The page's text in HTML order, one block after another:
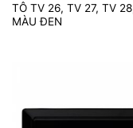
TÔ TV 26, TV 27, TV
MÀU ĐEN